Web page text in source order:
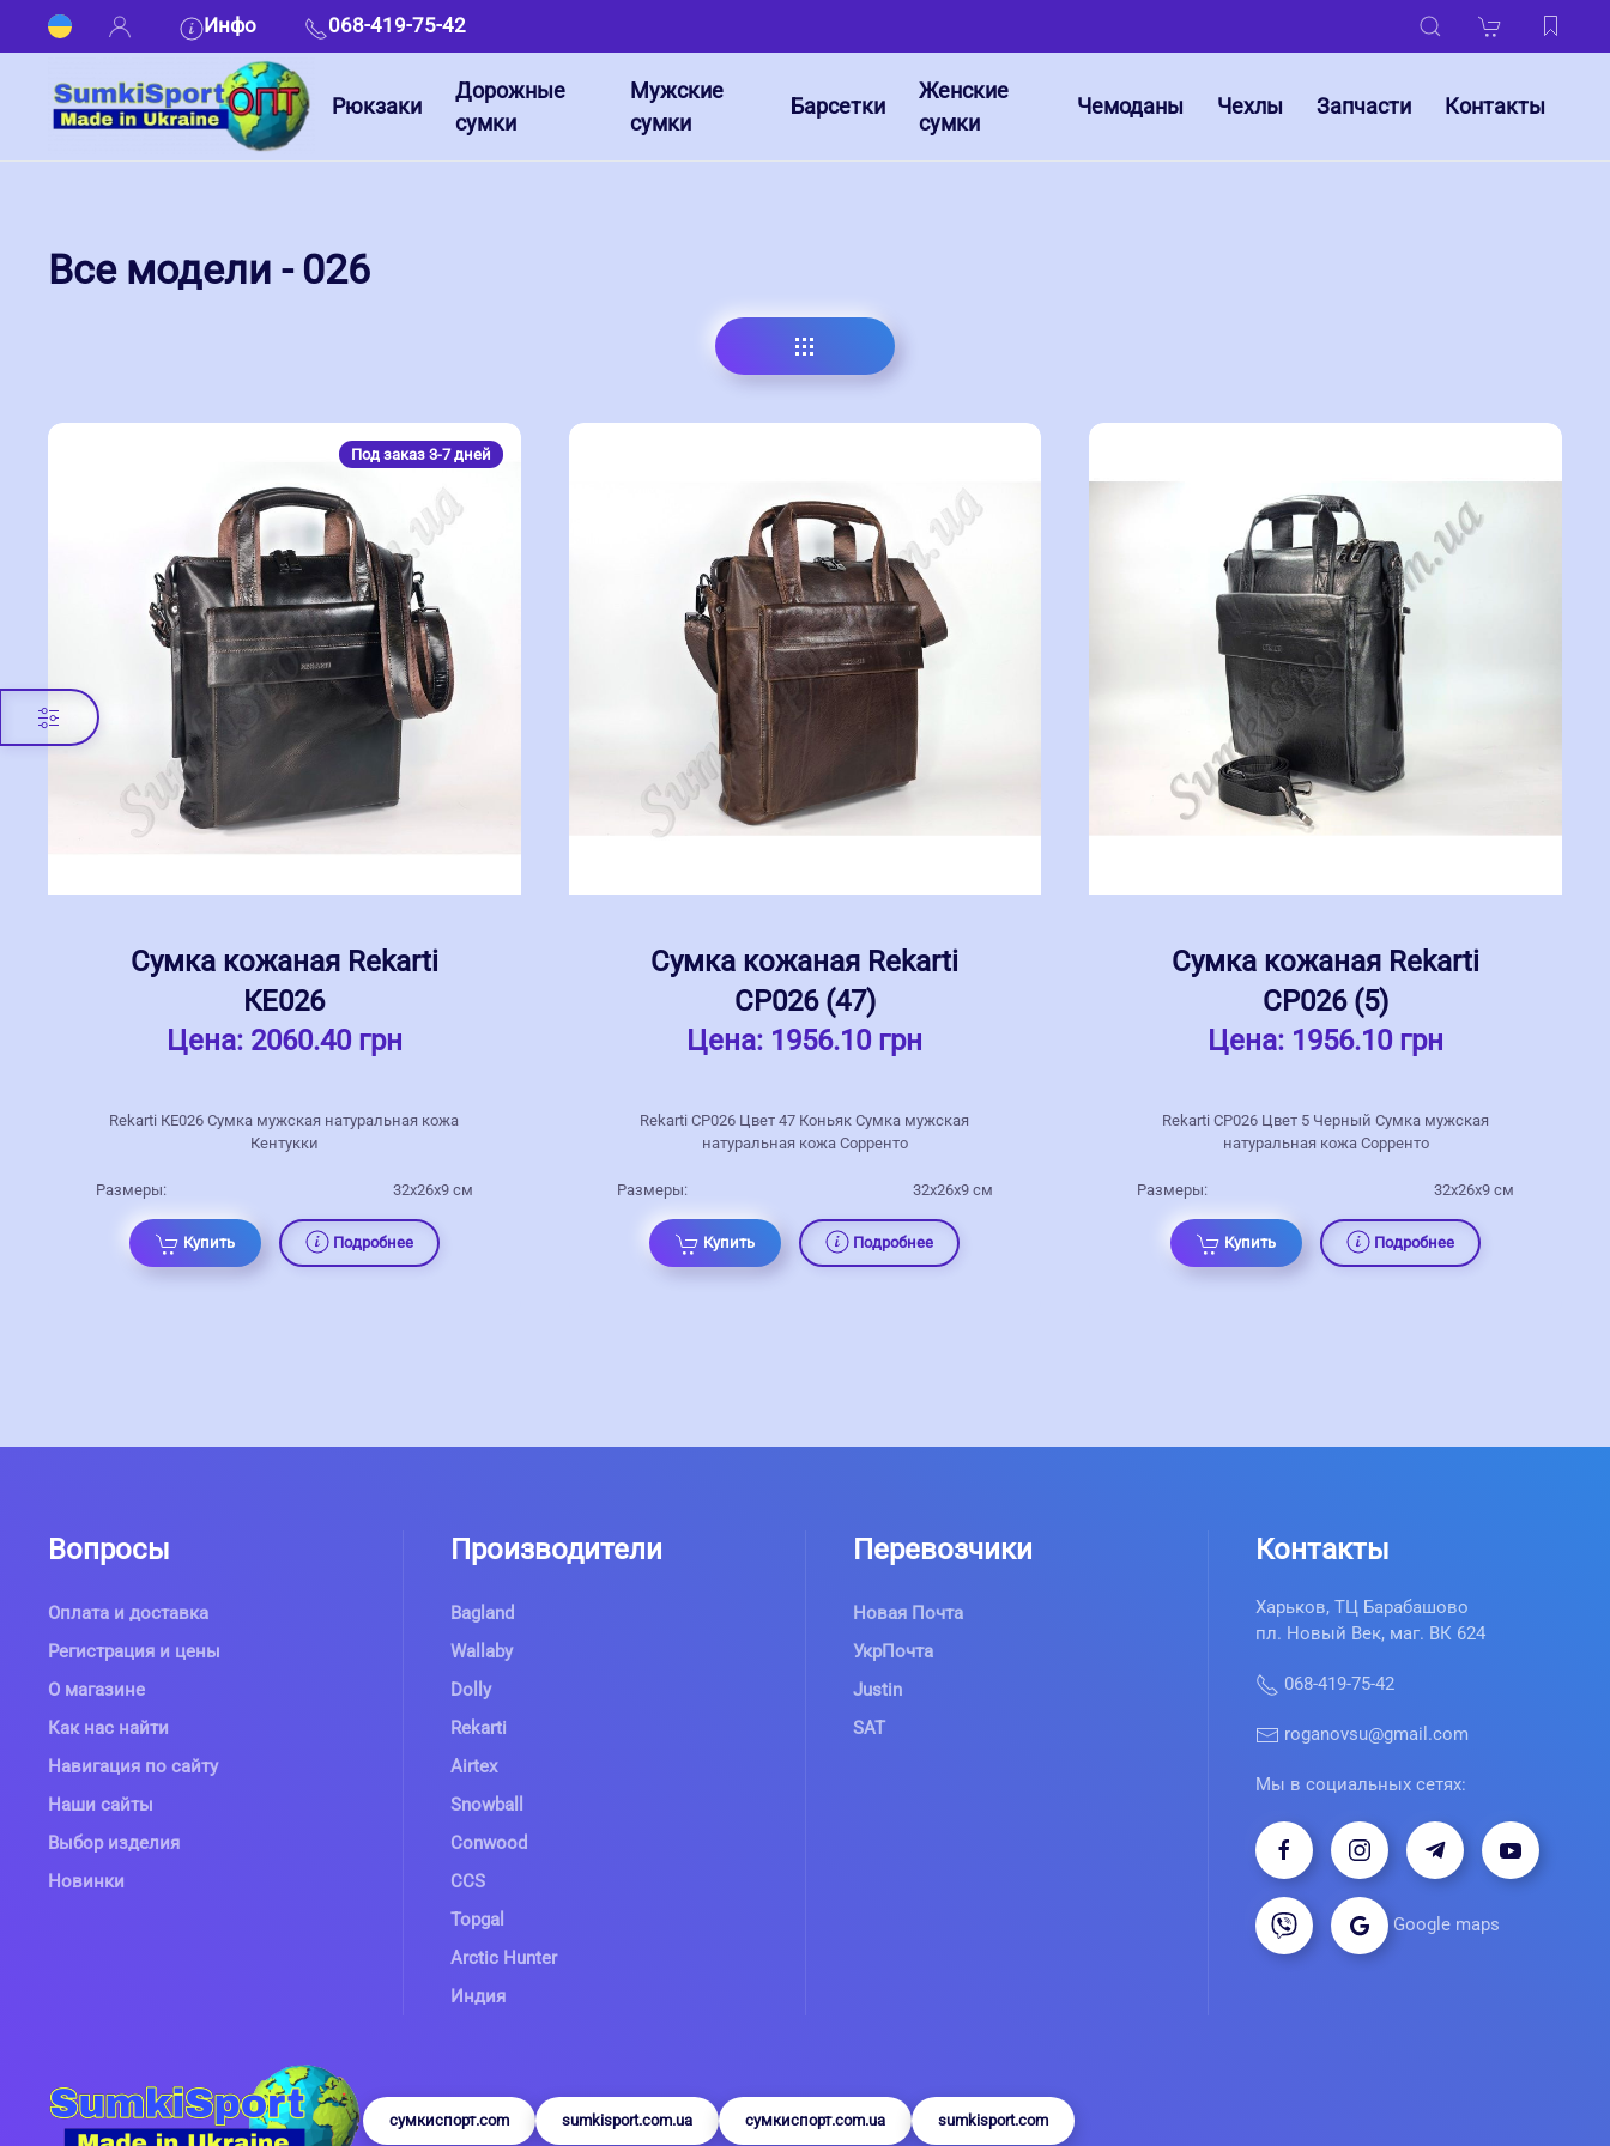
Инфо 068-419-75-42
Рюкзаки
Дорожные
сумки
Мужские
сумки
Барсетки
Женские
сумки
Чемоданы Чехлы Запчасти Контакты
Все модели - 026
Под заказ 3-7 дней
Сумка кожаная Rekarti
КЕ026
Цена: 2060.40 грн
Rekarti КЕ026 Сумка мужская натуральная кожа
Кентукки
Размеры: 32х26х9 см
Купить Подробнее
Сумка кожаная Rekarti
СР026 (47)
Цена: 1956.10 грн
Rekarti СР026 Цвет 47 Коньяк Сумка мужская
натуральная кожа Сорренто
Размеры: 32х26х9 см
Купить Подробнее
Сумка кожаная Rekarti
СР026 (5)
Цена: 1956.10 грн
Rekarti СР026 Цвет 5 Черный Сумка мужская
натуральная кожа Сорренто
Размеры: 32х26х9 см
Купить Подробнее
Вопросы
Оплата и доставка
Регистрация и цены
О магазине
Как нас найти
Навигация по сайту
Наши сайты
Выбор изделия
Новинки
Производители
Bagland
Wallaby
Dolly
Rekarti
Airtex
Snowball
Conwood
CCS
Topgal
Arctic Hunter
Индия
Перевозчики
Новая Почта
УкрПочта
Justin
SAT
Контакты
Харьков, ТЦ Барабашово
пл. Новый Век, маг. ВК 624
068-419-75-42
roganovsu@gmail.com
Мы в социальных сетях:
Google maps
сумкиспорт.com sumkisport.com.ua сумкиспорт.com.ua sumkisport.com